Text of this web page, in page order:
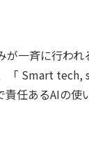
一斉に行わ
「 Smart
任あるAIの